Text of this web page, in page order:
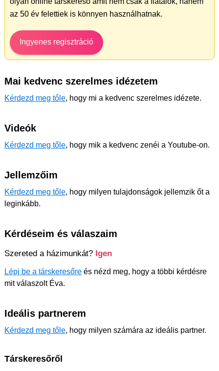
az 50 év felettiek is könnyen használhatnak.
Ingyenes regisztráció
Mai kedvenc szerelmes idézetem
Kérdezd meg tőle, hogy mi a kedvenc szerelmes idézete.
Videók
Kérdezd meg tőle, hogy mik a kedvenc zenéi a Youtube-on.
Jellemzőim
Kérdezd meg tőle, hogy milyen tulajdonságok jellemzik őt a
leginkább.
Kérdéseim és válaszaim
Szereted a házimunkát? Igen
Lépj be a társkeresőre és nézd meg, hogy a többi kérdésre
mit válaszolt Éva.
Ideális partnerem
Kérdezd meg tőle, hogy milyen számára az ideális partner.
Társkeresőről